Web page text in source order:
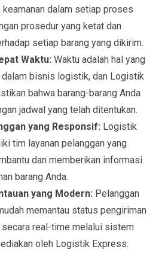
keamanan dalam setiap proses
prosedur yang ketat dan
setiap barang yang dikirim.
Waktu: Waktu adalah hal yang
dalam bisnis logistik, dan Logistik
bahwa barang-barang Anda
jadwal yang telah ditentukan.
yang Responsif: Logistik
tim layanan pelanggan yang
dan memberikan informasi
barang Anda.
yang Modern: Pelanggan
memantau status pengiriman
secara real-time melalui sistem
oleh Logistik Express.